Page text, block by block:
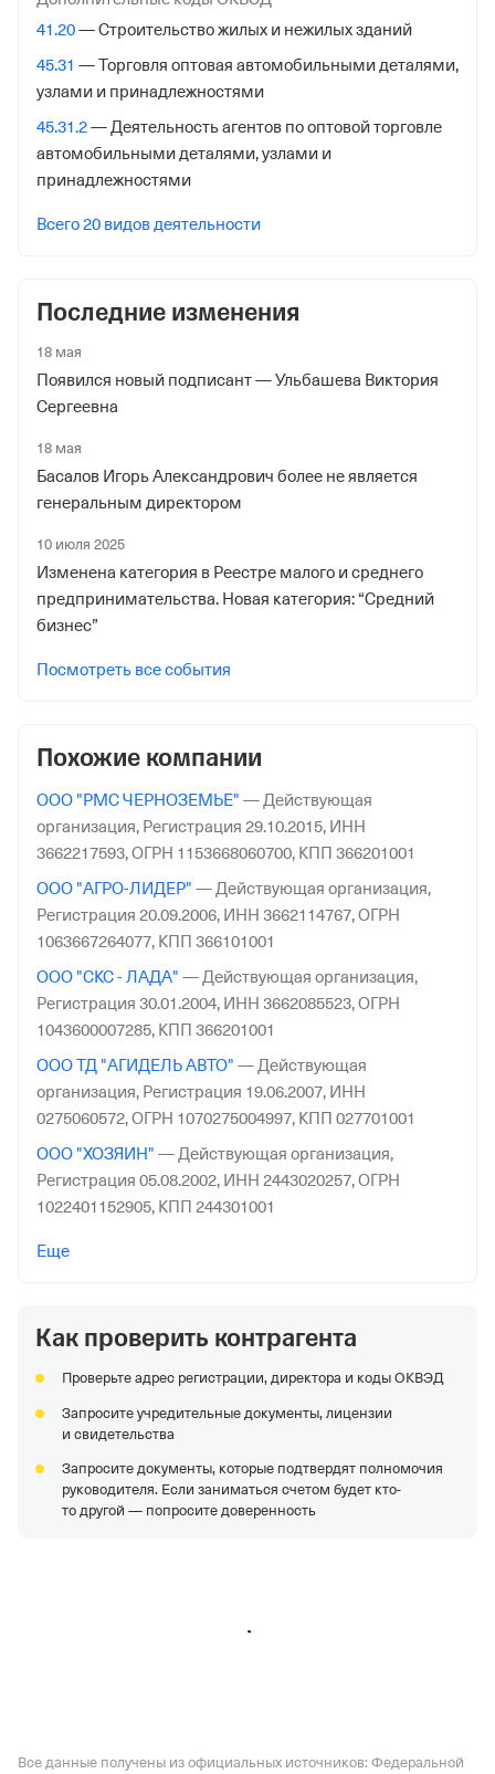
Внебюджетные фонды
Регистрационный номер в ПФР
1092317617
Дата регистрации
1092317617
Дата регистрации
2 ноября 2016
Наименование территориального органа
Страхования Российской Федерации по гор. Москве и
Московской обл.
41.20— Строительство жилых и нежилых зданий
45.31 — Торговля оптовая автомобильными деталями,
узлами и принадлежностями
45.31.2— Деятельность агентов по оптовой торговле
автомобильными деталями, узлами и
принадлежностями
Всего 20 видов деятельности
Последние изменения
18 мая
Появился новый подписант — Ульбашева Виктория
Сергеевна
18 мая
Басалов Игорь Александрович более не является
генеральным директором
10 июля 2025
Изменена категория в Реестре малого и среднего
предпринимательства. Новая категория: “Средний
бизнес”
Посмотреть все события
Похожие компании
ООО "РМС ЧЕРНОЗЕМЬЕ" — Действующая
организация, Регистрация 29.10.2015, ИНН
3662217593,ОГРН 1153668060700, КПП 366201001
ООО "АГРО-ЛИДЕР" — Действующая организация,
Регистрация 20.09.2006, ИНН 3662114767,ОГРН
1063667264077, КПП 366101001
ООО "СКС - ЛАДА" — Действующая организация,
Регистрация 30.01.2004, ИНН 3662085523,ОГРН
1043600007285, КПП 366201001
ООО ТД "АГИДЕЛЬ АВТО" — Действующая
организация, Регистрация 19.06.2007, ИНН
0275060572,ОГРН 1070275004997, КПП 027701001
ООО "ХОЗЯИН" — Действующая организация,
Регистрация 05.08.2002, ИНН 2443020257,ОГРН
1022401152905, КПП 244301001
ООО "Ютк"
ООО "АГРОЦЕНТРЗАХАРОВО"— Действующая
5032111175,ОГРН 1045006456714,КПП 503201001
ООО "ВАРУС"—Действующая организация,
Регистрация 27.10.2009,
1097746660670,КПП 773501001
ООО "ТЗК "КРЫЛАТСКИЙ"—Действующая
Еще
Как проверить контрагента
Проверьте адрес регистрации, директора и коды ОКВЭД
Запросите учредительные документы, лицензии
и свидетельства
Запросите документы, которые подтвердят полномочия
руководителя. Если заниматься счетом будет кто-
то другой — попросите доверенность
Все данные получены из официальных источников: Федеральной